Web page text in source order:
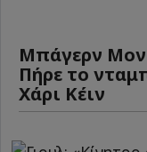
Μπάγερν
Πήρε το
Χάρι Κέιν